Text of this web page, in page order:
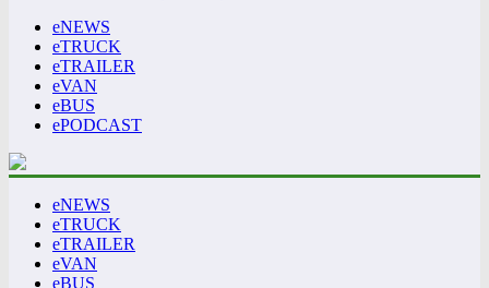
eNEWS
eTRUCK
eTRAILER
eVAN
eBUS
ePODCAST
eNEWS
eTRUCK
eTRAILER
eVAN
eBUS